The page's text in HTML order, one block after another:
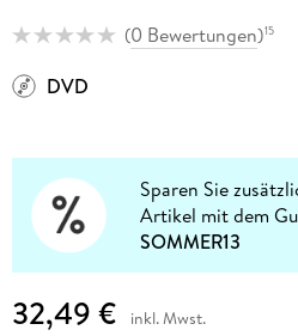
(0 Bewertungen)15
DVD
Sparen Sie
Artikel mit dem
SOMMER13
32,49 € inkl. Mwst.